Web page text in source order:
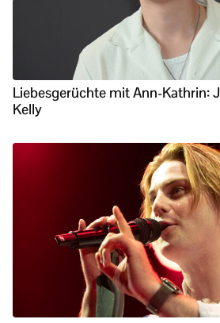
Liebesgerüchte mit Ann-Kathrin:
Kelly